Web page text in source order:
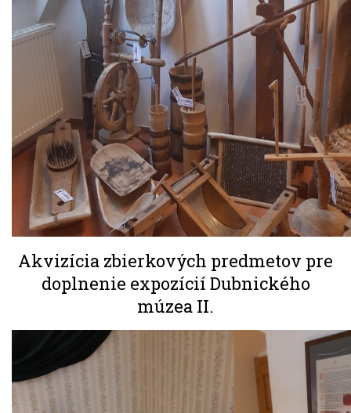
Akvizícia zbierkových predmetov pre
doplnenie expozícií Dubnického
múzea II.